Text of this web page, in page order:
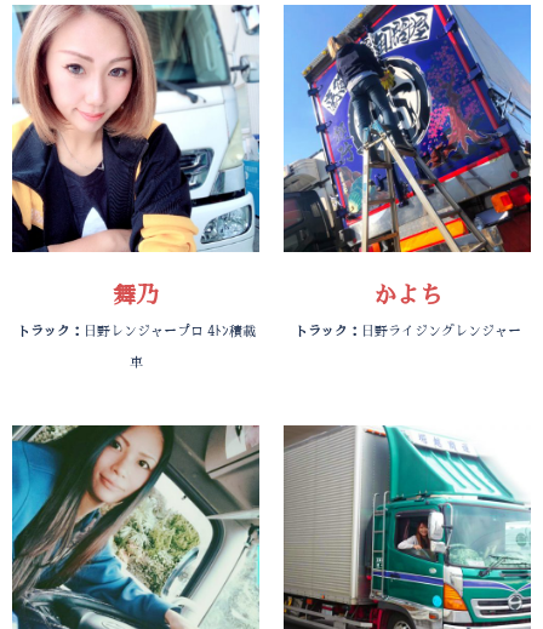
舞乃
トラック： 日野レンジャープロ 4ﾄﾝ積載
車
かよち
トラック： 日野ライジングレンジャー